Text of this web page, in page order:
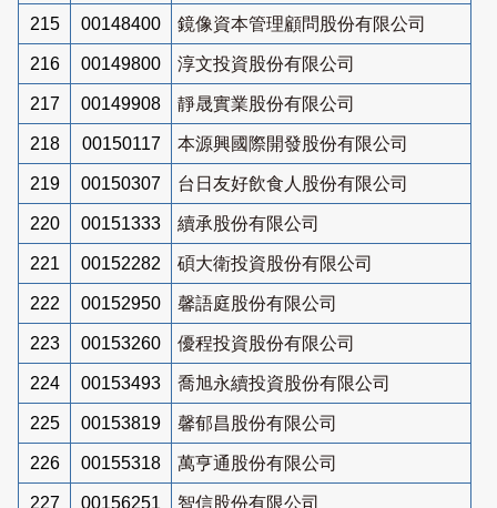
215 00148400 鏡像資本管理顧問股份有限公司
216 00149800 淳文投資股份有限公司
217 00149908 靜晟實業股份有限公司
218 00150117 本源興國際開發股份有限公司
219 00150307 台日友好飲食人股份有限公司
220 00151333 續承股份有限公司
221 00152282 碩大衛投資股份有限公司
222 00152950 馨語庭股份有限公司
223 00153260 優程投資股份有限公司
224 00153493 喬旭永續投資股份有限公司
225 00153819 馨郁昌股份有限公司
226 00155318 萬亨通股份有限公司
227 00156251 智信股份有限公司